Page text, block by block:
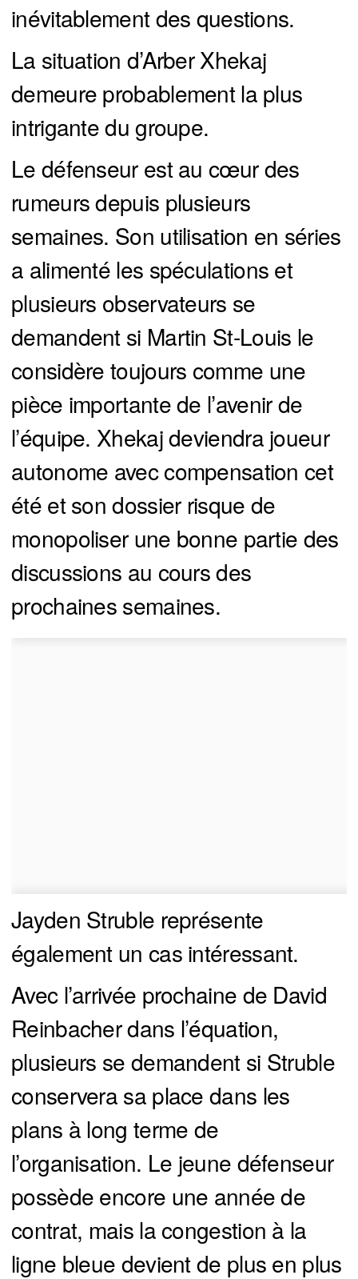
inévitablement des questions.
La situation d’Arber Xhekaj
demeure probablement la plus
intrigante du groupe.
Le défenseur est au cœur des
rumeurs depuis plusieurs
semaines. Son utilisation en séries
a alimenté les spéculations et
plusieurs observateurs se
demandent si Martin St-Louis le
considère toujours comme une
pièce importante de l’avenir de
l’équipe. Xhekaj deviendra joueur
autonome avec compensation cet
été et son dossier risque de
monopoliser une bonne partie des
discussions au cours des
prochaines semaines.
Jayden Struble représente
également un cas intéressant.
Avec l’arrivée prochaine de David
Reinbacher dans l’équation,
plusieurs se demandent si Struble
conservera sa place dans les
plans à long terme de
l’organisation. Le jeune défenseur
possède encore une année de
contrat, mais la congestion à la
ligne bleue devient de plus en plus